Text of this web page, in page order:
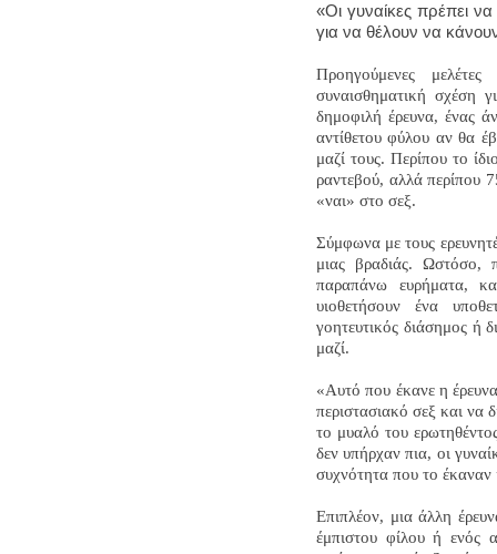
«Οι γυναίκες πρέπει
για να θέλουν να
Προηγούμενες μελέτες
συναισθηματική σχέση
δημοφιλή έρευνα, ένας
αντίθετου φύλου αν θα
μαζί τους. Περίπου το
ραντεβού, αλλά περίπου
«ναι» στο σεξ.
Σύμφωνα με τους
μιας βραδιάς. Ωστόσο,
παραπάνω ευρήματα,
υιοθετήσουν ένα
γοητευτικός διάσημος ή
μαζί.
«Αυτό που έκανε η
περιστασιακό σεξ και να
το μυαλό του
δεν υπήρχαν πια, οι
συχνότητα που το έκαναν
Επιπλέον, μια άλλη
έμπιστου φίλου ή ενός